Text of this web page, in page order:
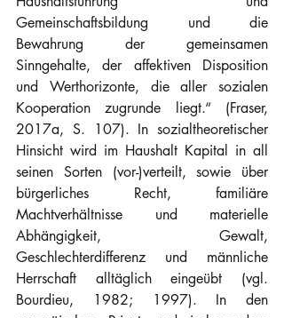
Gemeinschaftsbildung und die
Bewahrung der gemeinsamen
Sinngehalte, der affektiven Disposition
und Werthorizonte, die aller sozialen
Kooperation zugrunde liegt.“ (Fraser,
2017a, S. 107). In sozialtheoretischer
Hinsicht wird im Haushalt Kapital in all
seinen Sorten (vor-)verteilt, sowie über
bürgerliches Recht, familiäre
Machtverhältnisse und materielle
Abhängigkeit, Gewalt,
Geschlechterdifferenz und männliche
Herrschaft alltäglich eingeübt (vgl.
Bourdieu, 1982; 1997). In den